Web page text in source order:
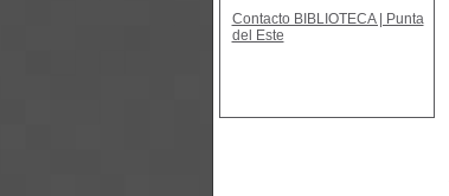
Contacto BIBLIOTECA | Punta
del Este